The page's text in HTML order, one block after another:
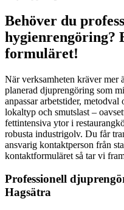
Behöver du
hygienrengöring?
formuläret!
När verksamheten kräver mer
planerad djuprengöring som
anpassar arbetstider, metodval
lokaltyp och smutslast –
fettintensiva ytor i
robusta industrigolv. Du får
ansvarig kontaktperson från
kontaktformuläret så tar vi
Professionell
Hagsätra